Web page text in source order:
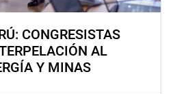
CONGRESISTAS
AL
Y MINAS